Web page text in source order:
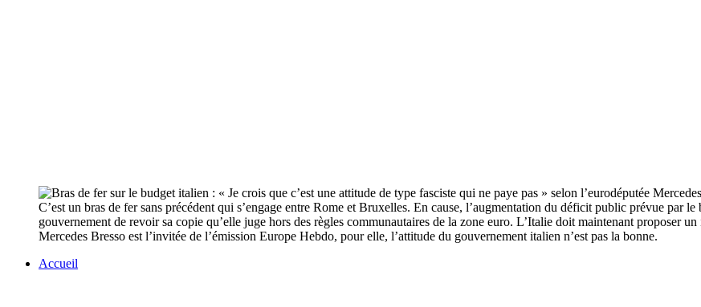
C’est un bras de fer sans précédent qui s’engage entre Rome et Bruxelles. En cause, l’augmentation du déficit public prévue par
gouvernement de revoir sa copie qu’elle juge hors des règles communautaires de la zone euro. L’Italie doit maintenant proposer
Mercedes Bresso est l’invitée de l’émission Europe Hebdo, pour elle, l’attitude du gouvernement italien n’est pas la bonne.
Accueil